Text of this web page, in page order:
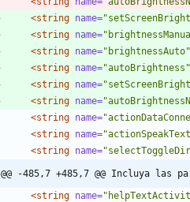
<string name=
<string name=
<string name="brightnessAuto"
<string name="autoBrightness"
<string name=
<string name=
<string name=
<string name=
<string name=
@@ -485,7 +485,7 @@ Incluya
<string name=